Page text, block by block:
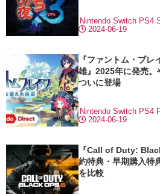
2024-06-19
Nintendo Switch PS4
『ファントム・ブ
雄』2025年に発売。
ついに登場
2024-06-19
Nintendo Switch PS4
『Call of Duty:
約特典・早期購入特
を比較